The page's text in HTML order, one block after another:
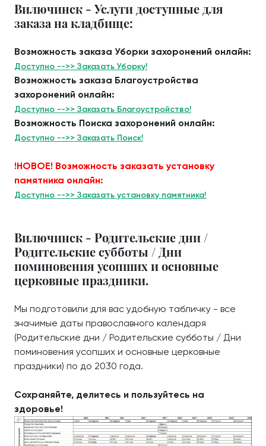
Вилючинск - Услуги доступные для
заказа на кладбище:
Возможность заказа Уборки захоронений онлайн:
Доступно -->> Заказать Уборку!
Возможность заказа Благоустройства
захоронений онлайн:
Доступно -->> Заказать Благоустройство!
Возможность Поиска захоронений онлайн:
Доступно -->> Заказать Поиск!
!НОВОЕ! Возможность заказать установку
памятника онлайн:
Доступно -->> Заказать установку памятника!
Вилючинск - Родительские дни /
Родительские субботы / Дни
поминовения усопших и основные
церковные праздники.
Мы подготовили для вас удобную табличку - все
значимые даты православного календаря
(Родительские дни / Родительские субботы / Дни
поминовения усопших и основные церковные
праздники) по до 2030 года.
Сохраняйте, делитесь и пользуйтесь на
здоровье!